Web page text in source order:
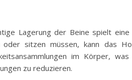
Lagerung der Beine spielt
oder sitzen müssen, kann das
im Körper,
zu reduzieren.